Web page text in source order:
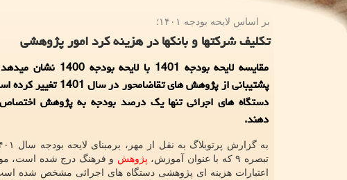
بر اساس لایحه بودجه ۱۴۰۱؛
تکلیف شرکتها و بانکها در هزینه کرد امور پژوهشی
مقایسه لایحه بودجه 1401 با لایحه بودجه
پشتیبانی از پژوهش های تقاضامحور در سال
دستگاه های اجرائی تنها یک درصد بودجه به پژوهش
دهند.
تبصره ۹ که با عنوان آموزش،
پژوهش و فرهنگ درج شده است،
اعتبارات هزینه ای پژوهشی دستگاه های اجرائی مشخص شده